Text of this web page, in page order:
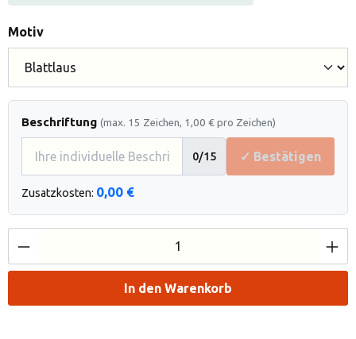
Motivauswählen
Beschriftung (max. 15 Zeichen, 1,00 € pro Zeichen)
0/15 ✓ Bestätigen
Zusatzkosten: 0,00 €
Produkt Anzahl: Gib den gewünschten
In den Warenkorb